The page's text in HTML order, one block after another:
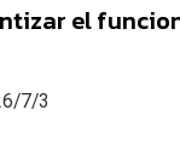
el
7/3